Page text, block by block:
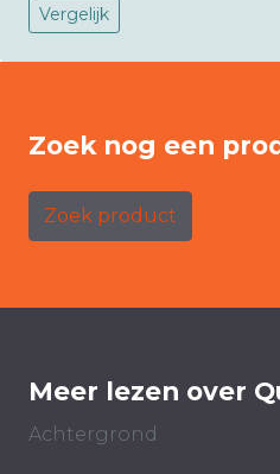
Vergelijk
Zoek nog een
Zoek product
Meer lezen over
Achtergrond